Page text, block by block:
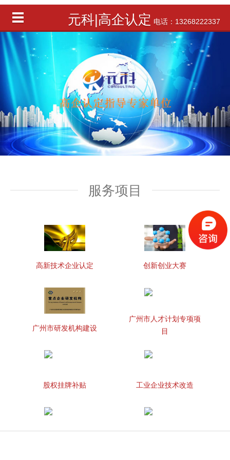
元科|高企认定 电话：13268222337
服务项目
高新技术企业认定 创新创业大赛
广州市研发机构建设
广州市人才计划专项项
目
股权挂牌补贴 工业企业技术改造